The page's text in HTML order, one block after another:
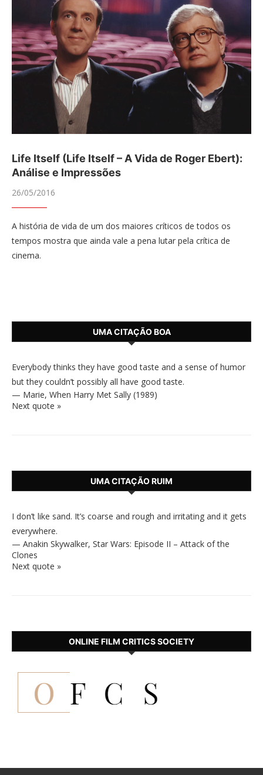
Life Itself (Life Itself – A Vida de Roger Ebert):
Análise e Impressões
26/05/2016
A história de vida de um dos maiores críticos de todos os
tempos mostra que ainda vale a pena lutar pela crítica de
cinema.
UMA CITAÇÃO BOA
Everybody thinks they have good taste and a sense of humor
but they couldn’t possibly all have good taste.
— Marie, When Harry Met Sally (1989)
Next quote »
UMA CITAÇÃO RUIM
I don’t like sand. It’s coarse and rough and irritating and it gets
everywhere.
— Anakin Skywalker, Star Wars: Episode II – Attack of the
Clones
Next quote »
ONLINE FILM CRITICS SOCIETY